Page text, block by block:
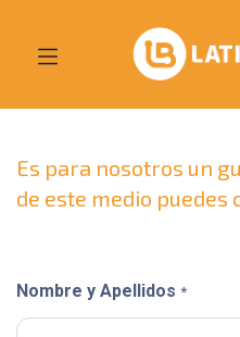
Es para nosotros un
de este medio puedes
Nombre y Apellidos *